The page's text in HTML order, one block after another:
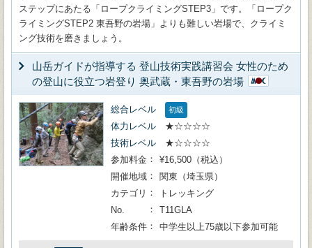
ステップにあたる「ロープクライミングSTEP3」です。「ロープク
ライミングSTEP2 東吾野の岩場」よりも難しい岩場で、クライミ
ング技術を磨きましょう。
山岳ガイドが指導する 登山技術実践講習会 女性のため
の登山に役立つ岩登り 奥武蔵・東吾野の岩場
総合レベル 初級
体力レベル
★☆☆☆☆
技術レベル
★☆☆☆☆
参加料金
¥16,500（税込）
開催地域
関東（埼玉県）
カテゴリ
トレッキング
No.
T11GLA
年齢条件
中学生以上75歳以下参加可能